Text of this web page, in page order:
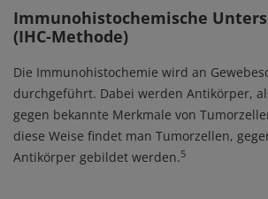
Immunohistochemische
(IHC-Methode)
Die Immunohistochemie wird an
durchgeführt. Dabei werden Antikörper,
gegen bekannte Merkmale von
diese Weise findet man Tumorzellen,
Antikörper gebildet werden.5